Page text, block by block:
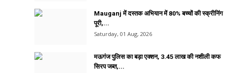
Mauganj में दस्तक अभियान में 80% बच्चों की स्क्रीनिंग
पूरी,...
Saturday, 01 Aug, 2026
मऊगंज पुलिस का बड़ा एक्शन, 3.45 लाख की नशीली कफ
सिरप जब्त,...